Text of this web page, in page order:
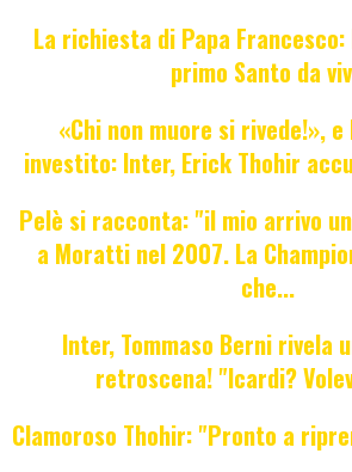
La richiesta di Papa
primo Santo da
«Chi non muore si rivede!»,
investito: Inter, Erick Thohir
Pelè si racconta: "il mio arrivo
a Moratti nel 2007. La
che...
Inter, Tommaso Berni rivela
retroscena! "Icardi?
Clamoroso Thohir: "Pronto a